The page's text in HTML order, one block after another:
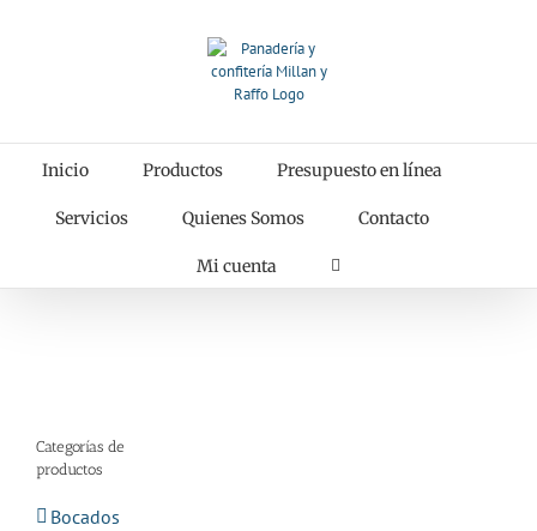
Inicio Productos Presupuesto en línea
Servicios Quienes Somos Contacto
Mi cuenta
Categorías de
productos
Bocados